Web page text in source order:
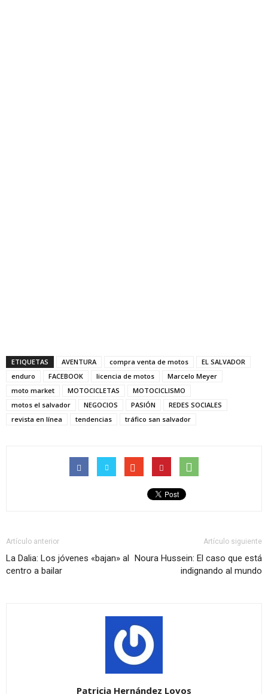
ETIQUETAS AVENTURA compra venta de motos
EL SALVADOR
enduro
FACEBOOK licencia de motos
Marcelo Meyer
moto market
MOTOCICLETAS
MOTOCICLISMO
motos el salvador
NEGOCIOS PASIÓN
REDES SOCIALES
revista en línea
tendencias tráfico san salvador
Artículo anterior
La Dalia: Los jóvenes «bajan» al
centro a bailar
Artículo siguiente
Noura Hussein: El caso que está
indignando al mundo
Patricia Hernández Lovos